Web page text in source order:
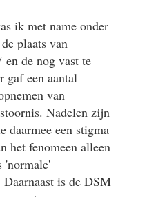
ik met name onder
plaats van
de nog vast te
gaf een aantal
van
Nadelen zijn
daarmee een stigma
het fenomeen alleen
'normale'
is de DSM